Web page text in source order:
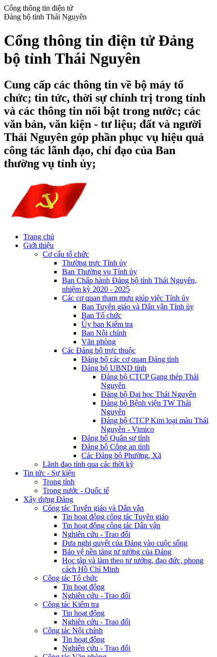
Cổng thông tin điện tử
Đảng bộ tỉnh Thái Nguyên
Cổng thông tin điện tử Đảng
bộ tỉnh Thái Nguyên
Cung cấp các thông tin về bộ máy tổ
chức; tin tức, thời sự chính trị trong tỉnh
và các thông tin nổi bật trong nước; các
văn bản, văn kiện - tư liệu; đất và người
Thái Nguyên góp phần phục vụ hiệu quả
công tác lãnh đạo, chỉ đạo của Ban
thường vụ tỉnh ủy;
Trang chủ
Giới thiệu
Cơ cấu tổ chức
Thường trực Tỉnh ủy
Ban Thường vụ Tỉnh ủy
Ban Chấp hành Đảng bộ tỉnh Thái Nguyên,
nhiệm kỳ 2020 - 2025
Các cơ quan tham mưu giúp việc Tỉnh ủy
Ban Tuyên giáo và Dân vận Tỉnh ủy
Ban Tổ chức
Ủy ban Kiểm tra
Ban Nội chính
Văn phòng
Các Đảng bộ trực thuộc
Đảng bộ các cơ quan Đảng tỉnh
Đảng bộ UBND tỉnh
Đảng bộ CTCP Gang thép Thái
Nguyên
Đảng bộ Đại học Thái Nguyên
Đảng bộ Bệnh viện TW Thái
Nguyên
Đảng bộ CTCP Kim loại màu Thái
Nguyên - Vimico
Đảng bộ Quân sự tỉnh
Đảng bộ Công an tỉnh
Các Đảng bộ Phường, Xã
Lãnh đạo tỉnh qua các thời kỳ
Tin tức - Sự kiện
Trong tỉnh
Trong nước - Quốc tế
Xây dựng Đảng
Công tác Tuyên giáo và Dân vận
Tin hoạt động công tác Tuyên giáo
Tin hoạt động công tác Dân vận
Nghiên cứu - Trao đổi
Đưa nghị quyết của Đảng vào cuộc sống
Bảo vệ nền tảng tư tưởng của Đảng
Học tập và làm theo tư tưởng, đạo đức, phong
cách Hồ Chí Minh
Công tác Tổ chức
Tin hoạt động
Nghiên cứu - Trao đổi
Công tác Kiểm tra
Tin hoạt động
Nghiên cứu - Trao đổi
Công tác Nội chính
Tin hoạt động
Nghiên cứu - Trao đổi